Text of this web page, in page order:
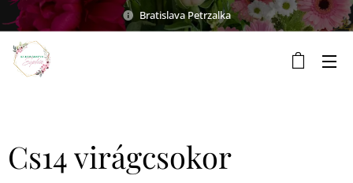
Bratislava Petrzalka
Cs14 virágcsokor